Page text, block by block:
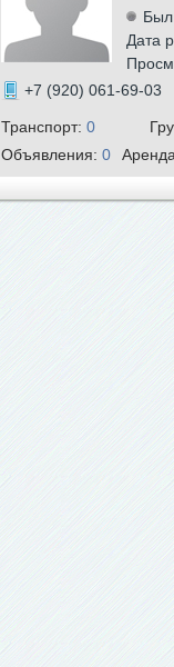
Был
Дата
+7 (920) 061-69-03
Транспорт: 0
Объявления: 0